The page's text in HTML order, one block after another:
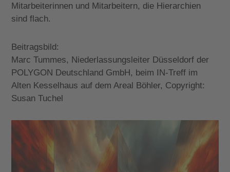
Mitarbeiterinnen und Mitarbeitern, die Hierarchien
sind flach.
Beitragsbild:
Marc Tummes, Niederlassungsleiter Düsseldorf der
POLYGON Deutschland GmbH, beim IN-Treff im
Alten Kesselhaus auf dem Areal Böhler, Copyright:
Susan Tuchel